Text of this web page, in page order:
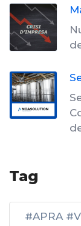
Tag
#APRA